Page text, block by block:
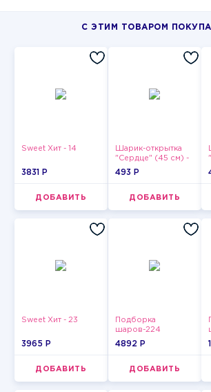
С ЭТИМ ТОВАРОМ
Sweet Хит - 14
3831 P
ДОБАВИТЬ
Шарик-открытка
"Сердце" (45 см) -
2
493 P
ДОБАВИТЬ
Sweet Хит - 23
3965 P
ДОБАВИТЬ
Подборка
шаров-224
4892 P
ДОБАВИТЬ